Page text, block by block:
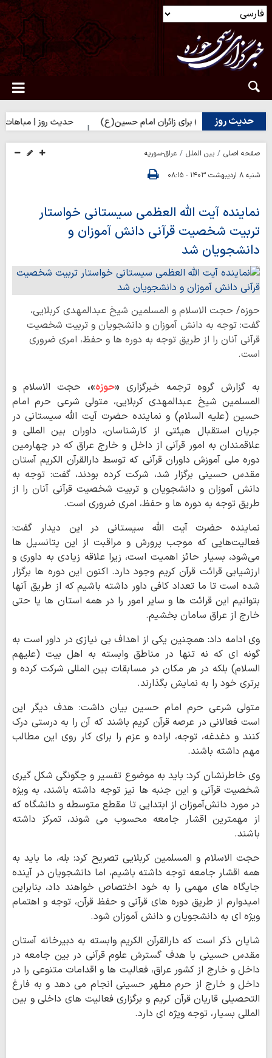
حدیث روز
حضرت زهرا(س) برای زائران امام حسین(ع) حدیث روز | مباهات
صفحه اصلی بین الملل
عراق-سوریه
شنبه ۸ اردیبهشت ۱۴۰۳ - ۰۸:۱۵
نماینده آیت الله العظمی سیستانی خواستار
تربیت شخصیت قرآنی دانش آموزان و
دانشجویان شد
حوزه/ حجت الاسلام و المسلمین شیخ عبدالمهدی کربلایی،
گفت: توجه به دانش آموزان و دانشجویان و تربیت شخصیت
قرآنی آنان را از طریق توجه به دوره ها و حفظ، امری ضروری
است.
به گزارش گروه ترجمه خبرگزاری «حوزه»، حجت الاسلام و
المسلمین شیخ عبدالمهدی کربلایی، متولی شرعی حرم امام
حسین (علیه السلام) و نماینده حضرت آیت الله سیستانی در
جریان استقبال هیئتی از کارشناسان، داوران بین المللی و
علاقمندان به امور قرآنی از داخل و خارج عراق که در چهارمین
دوره ملی آموزش داوران قرآنی که توسط دارالقرآن الکریم آستان
مقدس حسینی برگزار شد، شرکت کرده بودند، گفت: توجه به
دانش آموزان و دانشجویان و تربیت شخصیت قرآنی آنان را از
طریق توجه به دوره ها و حفظ، امری ضروری است.
نماینده حضرت آیت الله سیستانی در این دیدار گفت:
فعالیت‌هایی که موجب پرورش و مراقبت از این پتانسیل ها
می‌شود، بسیار حائز اهمیت است، زیرا علاقه زیادی به داوری و
ارزشیابی قرائت قرآن کریم وجود دارد. اکنون این دوره ها برگزار
شده است تا ما تعداد کافی داور داشته باشیم که از طریق آنها
بتوانیم این قرائت ها و سایر امور را در همه استان ها یا حتی
خارج از عراق سامان بخشیم.
وی ادامه داد: همچنین یکی از اهداف بی نیازی در داور است به
گونه ای که نه تنها در مناطق وابسته به اهل بیت (علیهم
السلام) بلکه در هر مکان در مسابقات بین المللی شرکت کرده و
برتری خود را به نمایش بگذارند.
متولی شرعی حرم امام حسین بیان داشت: هدف دیگر این
است فعالانی در عرصه قرآن کریم باشند که آن را به درستی درک
کنند و دغدغه، توجه، اراده و عزم را برای کار روی این مطالب
مهم داشته باشند.
وی خاطرنشان کرد: باید به موضوع تفسیر و چگونگی شکل گیری
شخصیت قرآنی و این جنبه ها نیز توجه داشته باشند، به ویژه
در مورد دانش‌آموزان از ابتدایی تا مقطع متوسطه و دانشگاه که
از مهمترین اقشار جامعه محسوب می شوند، تمرکز داشته
باشند.
حجت الاسلام و المسلمین کربلایی تصریح کرد: بله، ما باید به
همه اقشار جامعه توجه داشته باشیم، اما دانشجویان در آینده
جایگاه های مهمی را به خود اختصاص خواهند داد، بنابراین
امیدوارم از طریق دوره های قرآنی و حفظ قرآن، توجه و اهتمام
ویژه ای به دانشجویان و دانش آموزان شود.
شایان ذکر است که دارالقرآن الکریم وابسته به دبیرخانه آستان
مقدس حسینی با هدف گسترش علوم قرآنی در بین جامعه در
داخل و خارج از کشور عراق، فعالیت ها و اقدامات متنوعی را در
داخل و خارج از حرم مطهر حسینی انجام می دهد و به فارغ
التحصیلی قاریان قرآن کریم و برگزاری فعالیت های داخلی و بین
المللی بسیار، توجه ویژه ای دارد.